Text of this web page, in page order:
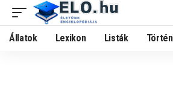
Állatok Lexikon Listák